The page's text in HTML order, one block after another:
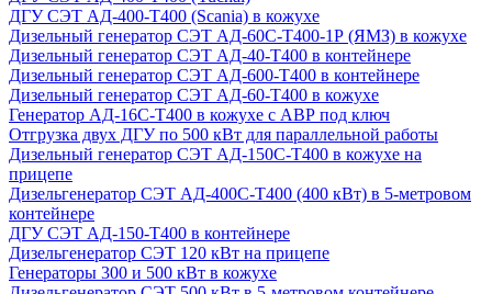
ДГУ СЭТ АД-400-Т400 (Scania) в кожухе
Дизельный генератор СЭТ АД-60С-Т400-1Р (ЯМЗ) в кожухе
Дизельный генератор СЭТ АД-40-Т400 в контейнере
Дизельный генератор СЭТ АД-600-Т400 в контейнере
Дизельный генератор СЭТ АД-60-Т400 в кожухе
Генератор АД-16С-Т400 в кожухе с АВР под ключ
Отгрузка двух ДГУ по 500 кВт для параллельной работы
Дизельный генератор СЭТ АД-150С-Т400 в кожухе на
прицепе
Дизельгенератор СЭТ АД-400С-Т400 (400 кВт) в 5-метровом
контейнере
ДГУ СЭТ АД-150-Т400 в контейнере
Дизельгенератор СЭТ 120 кВт на прицепе
Генераторы 300 и 500 кВт в кожухе